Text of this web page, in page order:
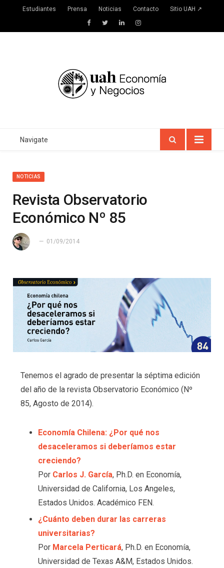
Estudiantes Prensa Noticias Contacto Sitio UAH ↗
FacebookTwitterLinkedInInstagram
Navigate
NOTICIAS
Revista Observatorio
Económico Nº 85
01/09/2014
Tenemos el agrado de presentar la séptima edición
del año de la revista Observatorio Económico (Nº
85, Agosto de 2014).
Economía Chilena: ¿Por qué nos
desaceleramos si deberíamos estar
creciendo?
Por Carlos J. García, Ph.D. en Economía,
Universidad de California, Los Angeles,
Estados Unidos. Académico FEN.
¿Cuánto deben durar las carreras
universitarias?
Por Marcela Perticará, Ph.D. en Economía,
Universidad de Texas A&M, Estados Unidos.